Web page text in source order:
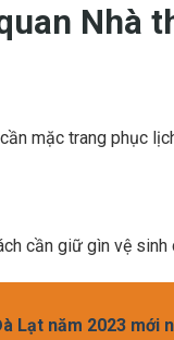
Nhà
mặc trang phục
cần giữ gìn vệ sinh
Lạt năm 2023 mới